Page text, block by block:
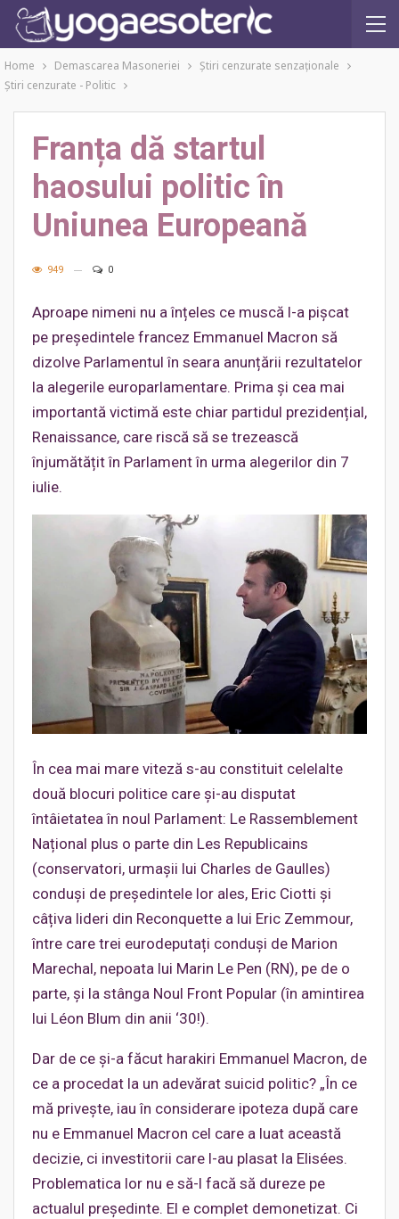
Home Demascarea Masoneriei
Ştiri cenzurate senzaţionale
Ştiri cenzurate - Politic
Franța dă startul
haosului politic în
Uniunea Europeană
949 0
Aproape nimeni nu a înțeles ce muscă l-a pișcat
pe președintele francez Emmanuel Macron să
dizolve Parlamentul în seara anunțării rezultatelor
la alegerile europarlamentare. Prima și cea mai
importantă victimă este chiar partidul prezidențial,
Renaissance, care riscă să se trezească
înjumătățit în Parlament în urma alegerilor din 7
iulie.
În cea mai mare viteză s-au constituit celelalte
două blocuri politice care și-au disputat
întâietatea în noul Parlament: Le Rassemblement
Național plus o parte din Les Republicains
(conservatori, urmașii lui Charles de Gaulles)
conduși de președintele lor ales, Eric Ciotti și
câțiva lideri din Reconquette a lui Eric Zemmour,
între care trei eurodeputați conduși de Marion
Marechal, nepoata lui Marin Le Pen (RN), pe de o
parte, și la stânga Noul Front Popular (în amintirea
lui Léon Blum din anii ‘30!).
Dar de ce și-a făcut harakiri Emmanuel Macron, de
ce a procedat la un adevărat suicid politic? „În ce
mă privește, iau în considerare ipoteza după care
nu e Emmanuel Macron cel care a luat această
decizie, ci investitorii care l-au plasat la Elisées.
Problematica lor nu e să-l facă să dureze pe
actualul președinte. El e complet demonetizat. Ci